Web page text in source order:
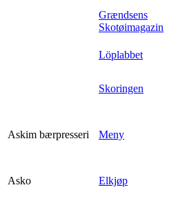
Grændsens
Skotøimagazin
Löplabbet
Skoringen
Askim bærpresseri Meny
Asko Elkjøp